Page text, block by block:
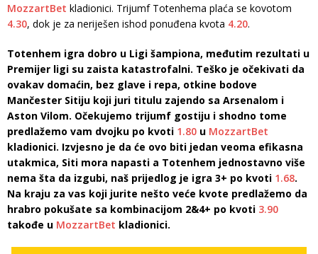
MozzartBet kladionici. Trijumf Totenhema plaća se kovotom
4.30, dok je za neriješen ishod ponuđena kvota 4.20.
Totenhem igra dobro u Ligi šampiona, međutim rezultati u
Premijer ligi su zaista katastrofalni. Teško je očekivati da
ovakav domaćin, bez glave i repa, otkine bodove
Mančester Sitiju koji juri titulu zajendo sa Arsenalom i
Aston Vilom. Očekujemo trijumf gostiju i shodno tome
predlažemo vam dvojku po kvoti 1.80 u MozzartBet
kladionici. Izvjesno je da će ovo biti jedan veoma efikasna
utakmica, Siti mora napasti a Totenhem jednostavno više
nema šta da izgubi, naš prijedlog je igra 3+ po kvoti 1.68.
Na kraju za vas koji jurite nešto veće kvote predlažemo da
hrabro pokušate sa kombinacijom 2&4+ po kvoti 3.90
takođe u MozzartBet kladionici.